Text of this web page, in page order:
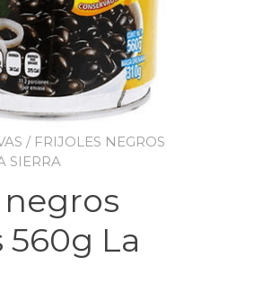
/ FRIJOLES NEGROS
SIERRA
La